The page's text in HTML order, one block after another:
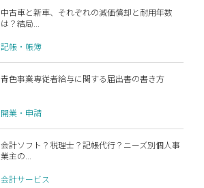
中古車と新車、それぞれの減価償却と耐用年数
は？結局...
記帳・帳簿
青色事業専従者給与に関する届出書の書き方
開業・申請
会計ソフト？税理士？記帳代行？ニーズ別個人事
業主の...
会計サービス